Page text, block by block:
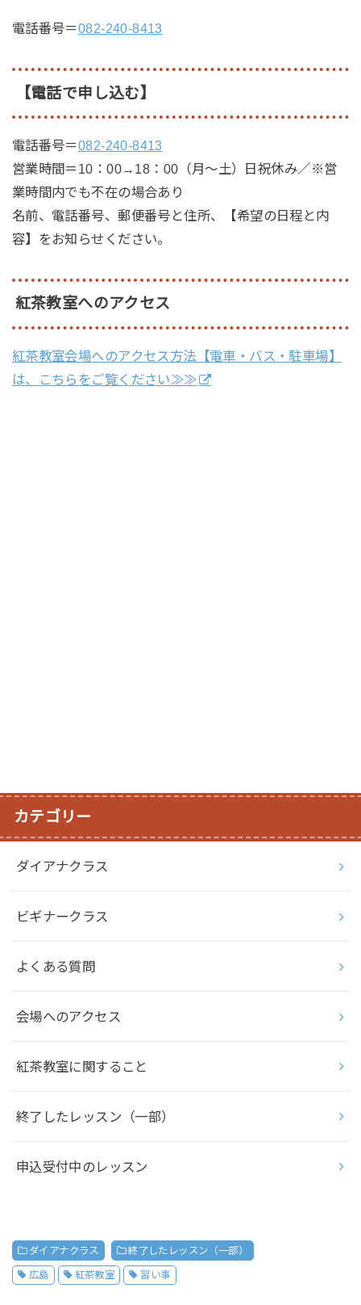
電話番号＝082-240-8413
【電話で申し込む】
電話番号＝082-240-8413
営業時間＝10：00→18：00（月～土）日祝休み／※営
業時間内でも不在の場合あり
名前、電話番号、郵便番号と住所、【希望の日程と内
容】をお知らせください。
紅茶教室へのアクセス
紅茶教室会場へのアクセス方法【電車・バス・駐車場】
は、こちらをご覧ください≫≫
カテゴリー
ダイアナクラス
ビギナークラス
よくある質問
会場へのアクセス
紅茶教室に関すること
終了したレッスン（一部）
申込受付中のレッスン
ダイアナクラス 終了したレッスン（一部）
広島 紅茶教室 習い事